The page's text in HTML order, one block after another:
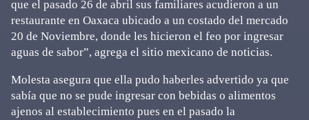
que el pasado 26 de abril sus familiares acudieron a un
restaurante en Oaxaca ubicado a un costado del mercado
20 de Noviembre, donde les hicieron el feo por ingresar
aguas de sabor”, agrega el sitio mexicano de noticias.
Molesta asegura que ella pudo haberles advertido ya que
sabía que no se pude ingresar con bebidas o alimentos
ajenos al establecimiento pues en el pasado la